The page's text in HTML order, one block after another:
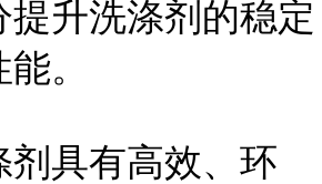
提升洗涤剂的稳定
。
剂具有高效、环